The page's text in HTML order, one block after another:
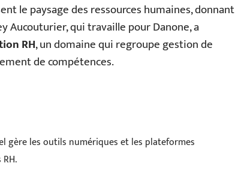
le paysage des ressources humaines, donnant
Aucouturier, qui travaille pour Danone, a
RH, un domaine qui regroupe gestion de
de compétences.
gère les outils numériques et les plateformes